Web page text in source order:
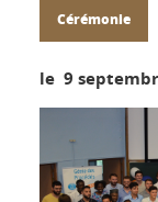
Cérémonie
le 9